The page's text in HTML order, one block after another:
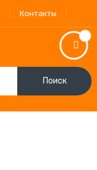
Контакты
Поиск